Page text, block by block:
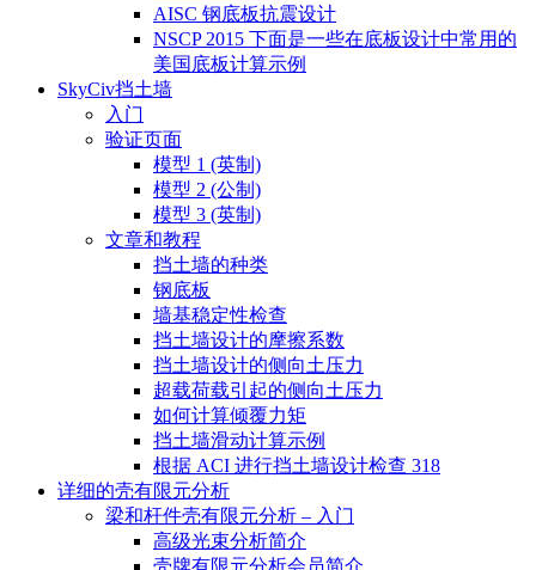
AISC 钢底板抗震设计
NSCP 2015 下面是一些在底板设计中常用的
美国底板计算示例
SkyCiv挡土墙
入门
验证页面
模型 1 (英制)
模型 2 (公制)
模型 3 (英制)
文章和教程
挡土墙的种类
钢底板
墙基稳定性检查
挡土墙设计的摩擦系数
挡土墙设计的侧向土压力
超载荷载引起的侧向土压力
如何计算倾覆力矩
挡土墙滑动计算示例
根据 ACI 进行挡土墙设计检查 318
详细的壳有限元分析
梁和杆件壳有限元分析 – 入门
高级光束分析简介
壳牌有限元分析会员简介